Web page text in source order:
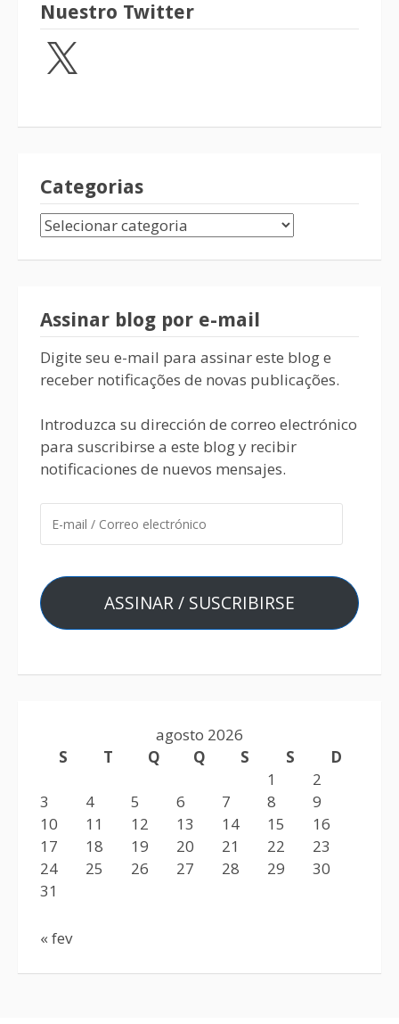
Nuestro Twitter
Categorias
Assinar blog por e-mail
Digite seu e-mail para assinar este blog e
receber notificações de novas publicações.
Introduzca su dirección de correo electrónico
para suscribirse a este blog y recibir
notificaciones de nuevos mensajes.
ASSINAR / SUSCRIBIRSE
agosto 2026
S
T Q Q S S
D
1
2
3
4 5 6 7 8
9
10
11 12 13 14 15
16
17
18 19 20 21 22
23
24
25 26 27 28 29
30
31
« fev